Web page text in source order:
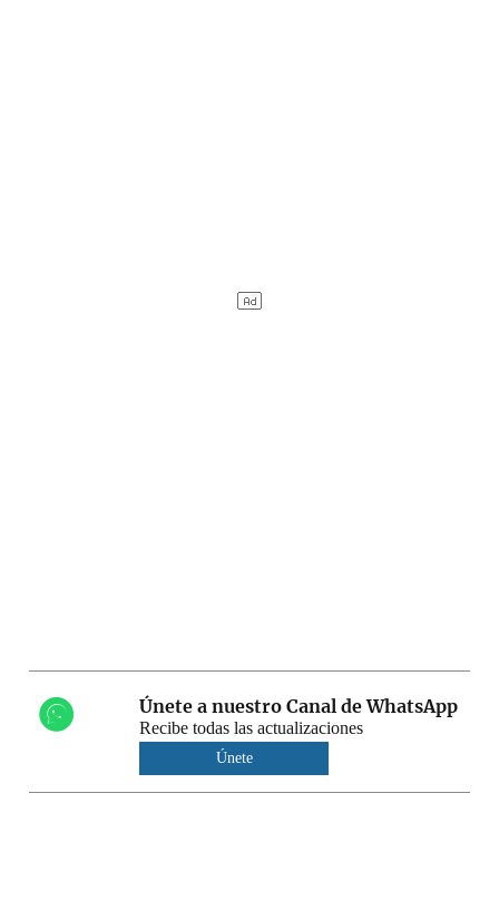
Únete a nuestro Canal de WhatsApp
Recibe todas las actualizaciones
Únete